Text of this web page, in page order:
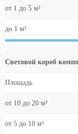
от 1 до 5 м²
до 1 м²
Световой короб
Площадь
от 10 до 20 м²
от 5 до 10 м²